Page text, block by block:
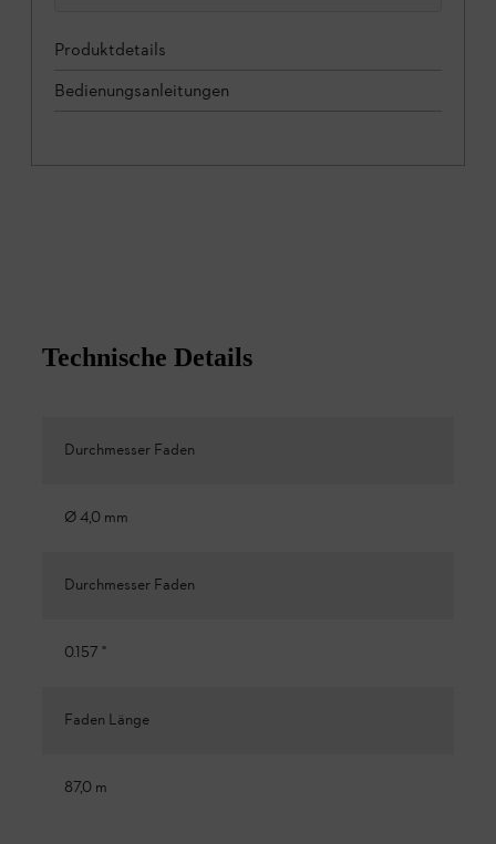
Produktdetails
Bedienungsanleitungen
Technische Details
Durchmesser Faden
Ø 4,0 mm
Durchmesser Faden
0.157 "
Faden Länge
87,0 m